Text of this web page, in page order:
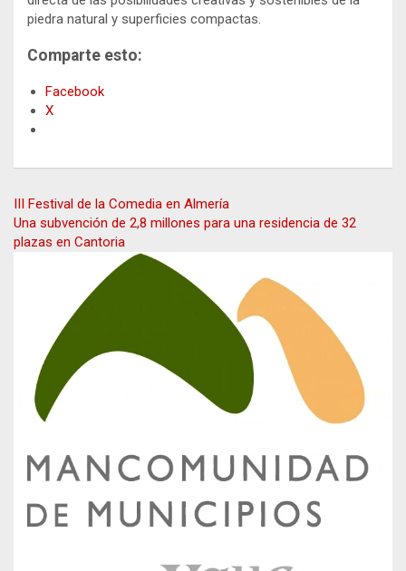
piedra natural y superficies compactas.
Comparte esto:
Facebook
X
Navegación
de
III Festival de la Comedia en Almería
Una subvención de 2,8 millones para una residencia de 32
plazas en Cantoria